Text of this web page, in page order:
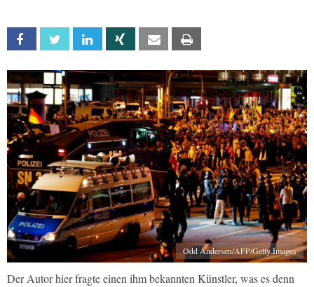
Facebook Twitter Linkedin Xing Email
Odd Andersen/AFP/Getty Images
Der Autor hier fragte einen ihm bekannten Künstler, was es denn